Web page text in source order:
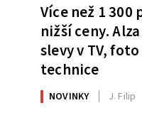
Více než 1
nižší ceny.
slevy v TV,
technice
NOVINKY J. Filip